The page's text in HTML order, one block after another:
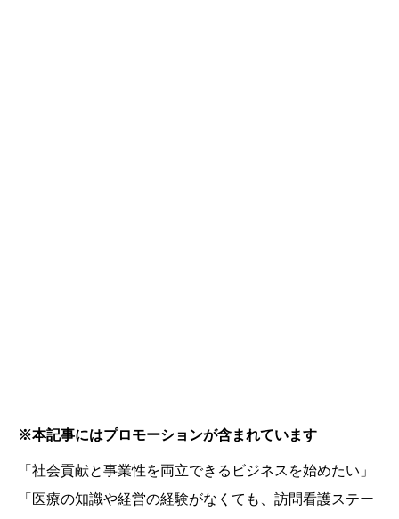
※本記事にはプロモーションが含まれています
「社会貢献と事業性を両立できるビジネスを始めたい」
「医療の知識や経営の経験がなくても、訪問看護ステー